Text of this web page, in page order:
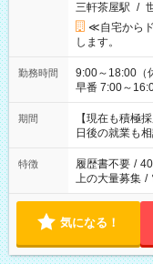
三軒茶屋駅 /
≪自宅から
します。
勤務時間
9:00～18:00（休憩60分） ■ご希望が
早番 7:00～16:00 遅番
い」 「余裕を
たくない」 など、
の方へ 今ご覧
の勤務時間。
期間
【現在も積極
日後の就業も
特徴 履歴書不要 /
上の大量募集 /
気になる！